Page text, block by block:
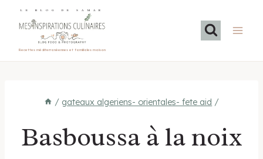
LE BLOG DE SAMAR
Recettes méditerranéennes et familiales maison
/ gateaux algeriens- orientales- fete aid /
Basboussa à la noix